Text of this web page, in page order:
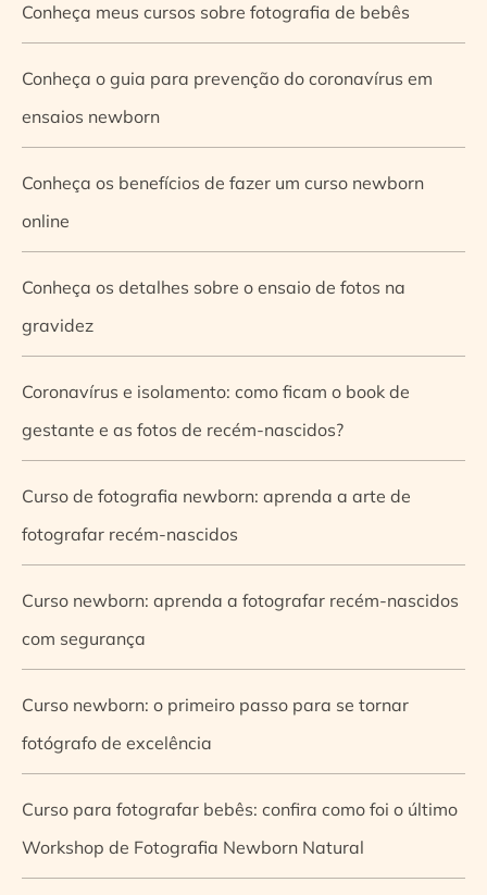
Conheça meus cursos sobre fotografia de bebês
Conheça o guia para prevenção do coronavírus em
ensaios newborn
Conheça os benefícios de fazer um curso newborn
online
Conheça os detalhes sobre o ensaio de fotos na
gravidez
Coronavírus e isolamento: como ficam o book de
gestante e as fotos de recém-nascidos?
Curso de fotografia newborn: aprenda a arte de
fotografar recém-nascidos
Curso newborn: aprenda a fotografar recém-nascidos
com segurança
Curso newborn: o primeiro passo para se tornar
fotógrafo de excelência
Curso para fotografar bebês: confira como foi o último
Workshop de Fotografia Newborn Natural